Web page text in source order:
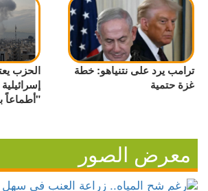
ترامب يرد على نتنياهو: خطة
غزة حتمية
الحزب
"أطماعاً
معرض الصور